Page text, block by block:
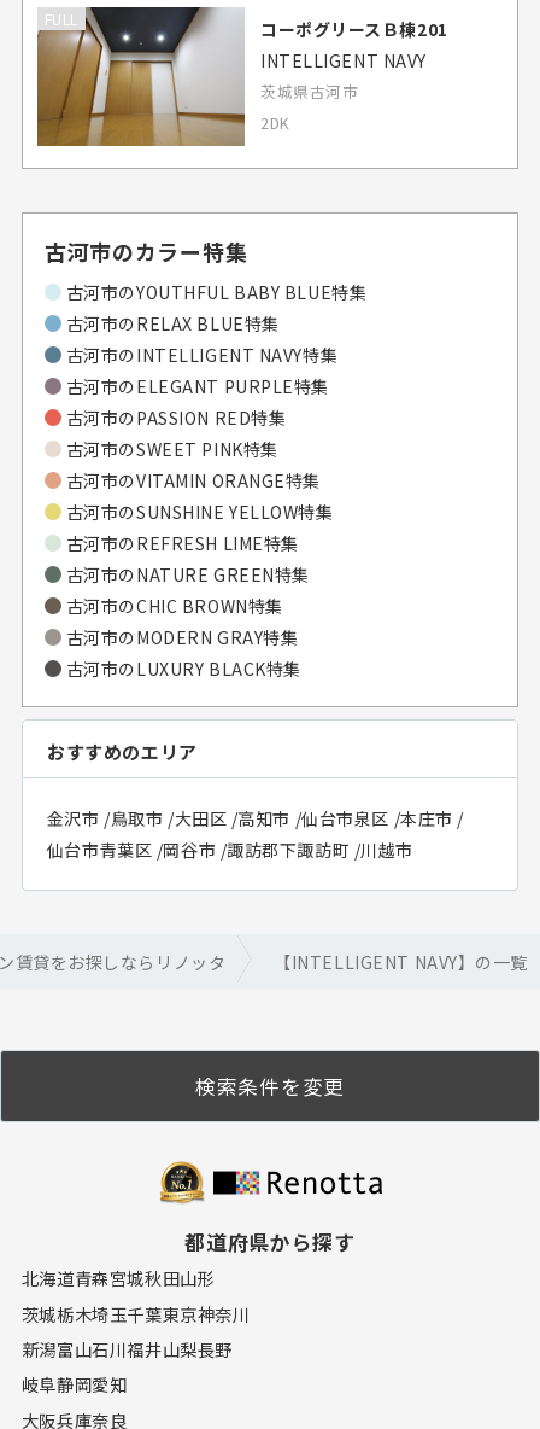
FULL
コーポグリースＢ棟201
INTELLIGENT NAVY
茨城県古河市
2DK
古河市のカラー特集
古河市のYOUTHFUL BABY BLUE特集
古河市のRELAX BLUE特集
古河市のINTELLIGENT NAVY特集
古河市のELEGANT PURPLE特集
古河市のPASSION RED特集
古河市のSWEET PINK特集
古河市のVITAMIN ORANGE特集
古河市のSUNSHINE YELLOW特集
古河市のREFRESH LIME特集
古河市のNATURE GREEN特集
古河市のCHIC BROWN特集
古河市のMODERN GRAY特集
古河市のLUXURY BLACK特集
おすすめのエリア
金沢市 /鳥取市 /大田区 /高知市 /仙台市泉区 /本庄市 /
仙台市青葉区 /岡谷市 /諏訪郡下諏訪町 /川越市
賃貸をお探しならリノッタ 【INTELLIGENT NAVY】の一覧
検索条件を変更
都道府県から探す
北海道青森宮城秋田山形
茨城栃木埼玉千葉東京神奈川
新潟富山石川福井山梨長野
岐阜静岡愛知
大阪兵庫奈良